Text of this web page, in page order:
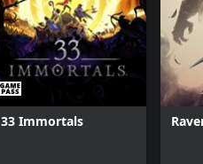
33 Immortals